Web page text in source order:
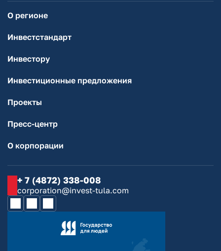
О регионе
Инвестстандарт
Инвестору
Инвестиционные предложения
Проекты
Пресс-центр
О корпорации
+ 7 (4872) 338-008
corporation@invest-tula.com